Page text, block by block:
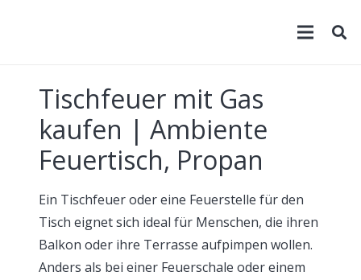
Tischfeuer mit Gas
kaufen | Ambiente
Feuertisch, Propan
Ein Tischfeuer oder eine Feuerstelle für den
Tisch eignet sich ideal für Menschen, die ihren
Balkon oder ihre Terrasse aufpimpen wollen.
Anders als bei einer Feuerschale oder einem